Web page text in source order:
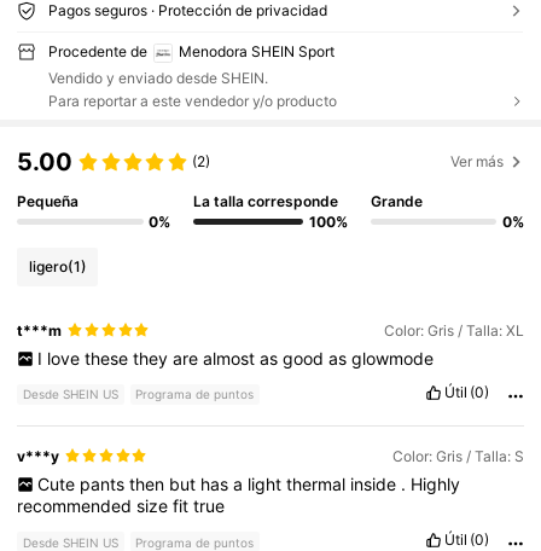
Pagos seguros · Protección de privacidad
Procedente de
Menodora SHEIN Sport
Vendido y enviado desde SHEIN.
Para reportar a este vendedor y/o producto
5.00 (2) Ver más
Pequeña
0%
La talla corresponde
100%
Grande
0%
ligero(1)
t***m Color: Gris / Talla: XL
I love these they are almost as good as glowmode
Desde SHEIN US Programa de puntos Útil (0)
v***y Color: Gris / Talla: S
Cute pants then but has a light thermal inside . Highly
recommendedsizefittrue
Desde SHEIN US Programa de puntos Útil (0)